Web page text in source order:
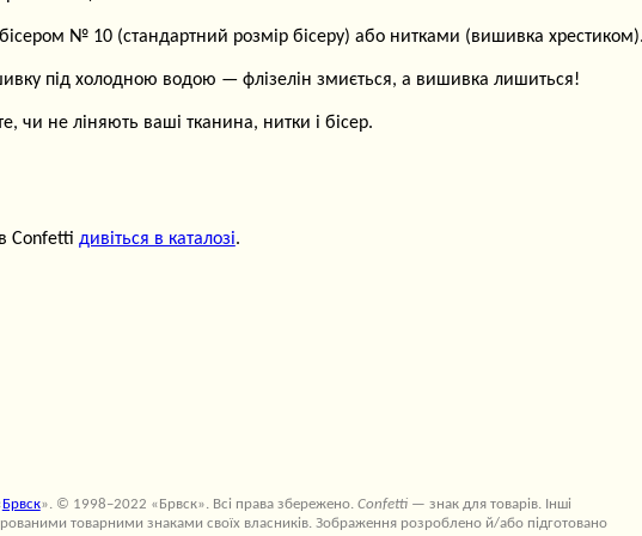
№ 10 (стандартний розмір бісеру) або нитками (вишивка
під холодною водою — флізелін змиється, а вишивка лишиться!
чи не ліняють ваші тканина, нитки і бісер.
Confetti дивіться в каталозі.
Брвск». © 1998–2022 «Брвск». Всі права збережено. Confetti— знак для товарів. Інші
товарними знаками своїх власників. Зображення розроблено й/або підготовано